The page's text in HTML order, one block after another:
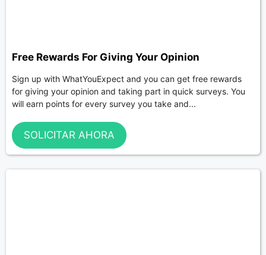
Free Rewards For Giving Your Opinion
Sign up with WhatYouExpect and you can get free rewards
for giving your opinion and taking part in quick surveys. You
will earn points for every survey you take and...
SOLICITAR AHORA